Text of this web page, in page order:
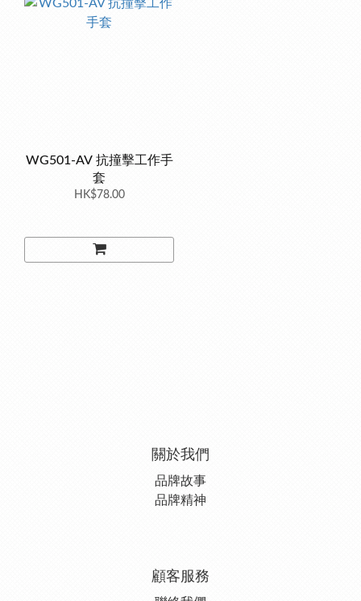
WG501-AV 抗撞擊工作手
套
HK$78.00
關於我們
品牌故事
品牌精神
顧客服務